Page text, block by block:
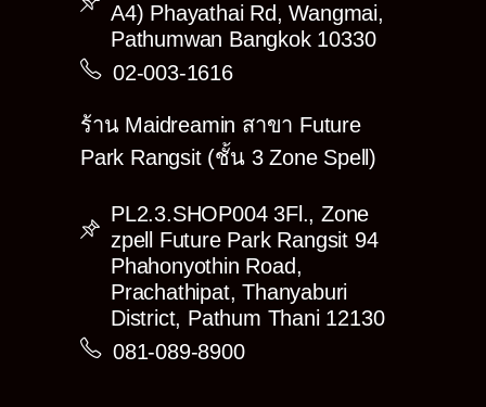
A4) Phayathai Rd, Wangmai,
Pathumwan Bangkok 10330
02-003-1616
ร้าน Maidreamin สาขา Future
Park Rangsit (ชั้น 3 Zone Spell)
PL2.3.SHOP004 3Fl., Zone
zpell Future Park Rangsit 94
Phahonyothin Road,
Prachathipat, Thanyaburi
District, Pathum Thani 12130
081-089-8900